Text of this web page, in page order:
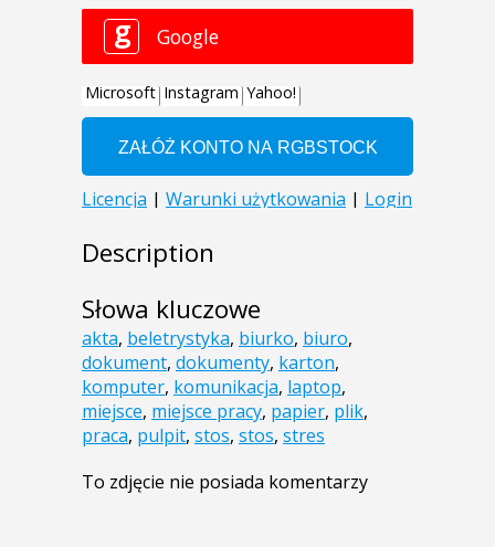
Description
Słowa kluczowe
akta, beletrystyka, biurko, biuro,
dokument, dokumenty, karton,
komputer, komunikacja, laptop,
miejsce, miejsce pracy, papier, plik,
praca, pulpit, stos, stos, stres
To zdjęcie nie posiada komentarzy